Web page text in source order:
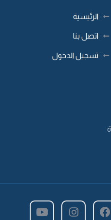
الرئيسية
اتصل بنا
تسجيل الدخول